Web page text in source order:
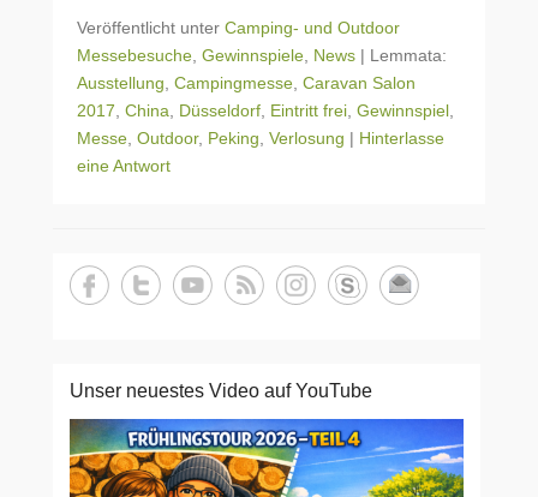
Veröffentlicht unter Camping- und Outdoor
Messebesuche Gewinnspiele News | Lemmata:
Ausstellung Campingmesse Caravan Salon
2017 China Düsseldorf Eintritt frei Gewinnspiel
Messe Outdoor, Peking Verlosung | Hinterlasse
eine Antwort
Unser neuestes Video auf YouTube